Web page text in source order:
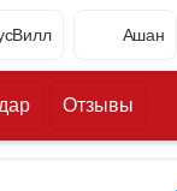
Ашан
Отзывы